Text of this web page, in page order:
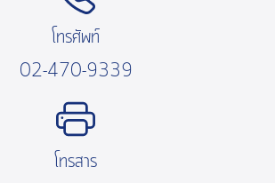
โทรศัพท์
02-470-9339
โทรสาร